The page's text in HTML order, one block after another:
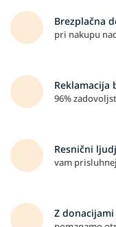
Brezplačna
pri nakupu
Reklamacija
96%
Resnični
vam
Z